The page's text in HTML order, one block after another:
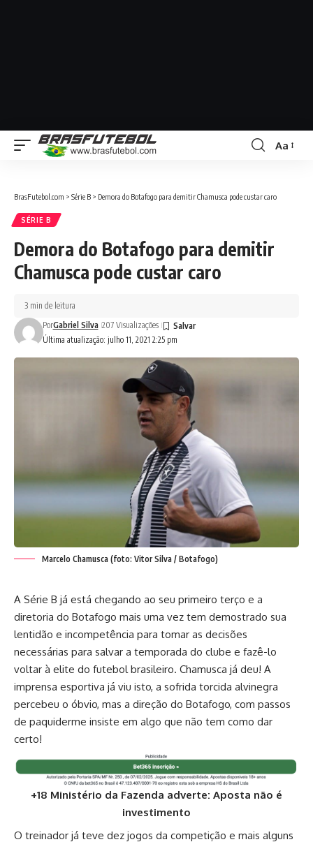
Aa
BrasFutebol.com > Série B > Demora do Botafogo para demitir Chamusca pode custar caro
SÉRIE B
Demora do Botafogo para demitir
Chamusca pode custar caro
Última atualização: julho 11, 2021 2:25 pm
PorGabriel Silva 207 Visualizações
3 min de leitura
Marcelo Chamusca (foto: Vitor Silva / Botafogo)
A Série B já está chegando ao seu primeiro terço e a
diretoria do Botafogo mais uma vez tem demostrado sua
lentidão e incompetência para tomar as decisões
necessárias para salvar a temporada do clube e fazê-lo
voltar à elite do futebol brasileiro. Chamusca já deu! A
imprensa esportiva já viu isto, a sofrida torcida alvinegra
percebeu o óbvio, mas a direção do Botafogo, com passos
de paquiderme insiste em algo que não tem como dar
certo!
+18 Ministério da Fazenda adverte: Aposta não é
investimento
O treinador já teve dez jogos da competição e mais alguns